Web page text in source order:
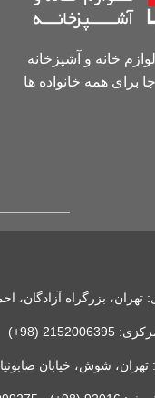
خانه و آشپزخانه
جا برای همه خانواده ها
تهران، بزرگراه آزادگان،
(98+)
شوش، خیابان صابونیان،